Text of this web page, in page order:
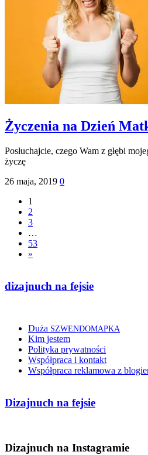
Życzenia na Dzień
Posłuchajcie, czego Wam z głębi
życzę
26 maja, 2019 0
1
2
3
…
53
»
dizajnuch na fejsie
Duża SZWENDOMAPKA
Kim jestem
Polityka prywatności
Współpraca i kontakt
Współpraca reklamowa z
Dizajnuch na fejsie
Dizajnuch na Instagramie